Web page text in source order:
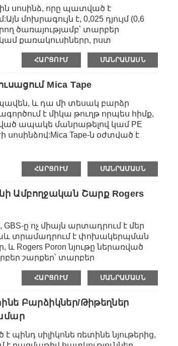
սոսինձ, որը պատված է
մոխրագույն է, 0,025 դյույմ (0,6
ծառայությամբ՝ տարբեր
կամ քառակուսիները, ըստ
(կարճաժամկետ 450˚F/
իդեալական փոշու ծածկույթի կամ
և պտուտակների կամ հեղուկ
էներգիայի այլ
չժանգոտվող պողպատը,
և այլն:Նման գործնականորեն
ՀԱՐՑՈՒՄ ՄԱՆՐԱՄԱՍՆ
Mica Tape
և դա մի տեսակ բարձր
է միկա թուղթ որպես հիմք,
ապակե մանրաթելով կամ PE
Tape-ն օժտված է
կարող է օգտագործվել
կանխելու համար մալուխի
և ցրումը:Միկա ժապավենը
է հրդեհային հսկողության
շենքերը, մետրոները,
ՀԱՐՑՈՒՄ ՄԱՆՐԱՄԱՍՆ
Ամբողջական Շարք Rogers
ը ոչ միայն արտադրում է մեր
տրամադրում է փոխակերպման
Rogers Poron նյութը ներառված
շարքեր՝ տարբեր
գերանների գլանափաթեթային
ՀԱՐՑՈՒՄ ՄԱՆՐԱՄԱՍՆ
Բարձիկներ/թիթեղներ
սիլիկոնե ռետինե նյութերից,